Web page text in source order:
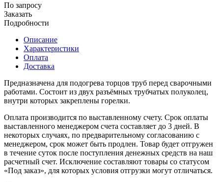
По запросу
Заказать
Подробности
Описание
Характеристики
Оплата
Доставка
Предназначена для подогрева торцов труб перед сварочными
работами. Состоит из двух разъёмных трубчатых полуколец,
внутри которых закреплены горелки.
Оплата производится по выставленному счету. Срок оплаты
выставленного менеджером счета составляет до 3 дней. В
некоторых случаях, по предварительному согласованию с
менеджером, срок может быть продлен. Товар будет отгружен
в течение суток после поступления денежных средств на наш
расчетный счет. Исключение составляют товары со статусом
«Под заказ», для которых условия отгрузки могут отличаться.